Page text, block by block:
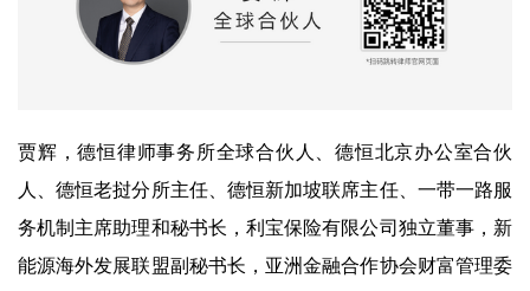
贾辉，德恒律师事务所全球合伙人、德恒北京办公室合伙
人、德恒老挝分所主任、德恒新加坡联席主任、一带一路服
务机制主席助理和秘书长，利宝保险有限公司独立董事，新
能源海外发展联盟副秘书长，亚洲金融合作协会财富管理委